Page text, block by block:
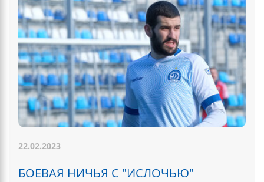
22.02.2023
БОЕВАЯ НИЧЬЯ С "ИСЛОЧЬЮ"